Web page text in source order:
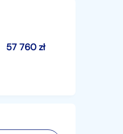
57 760zł